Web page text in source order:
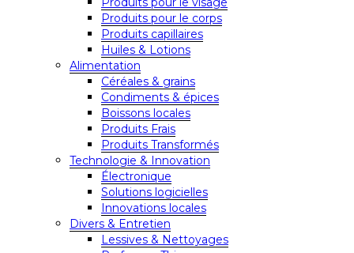
Produits pour le corps
Produits capillaires
Huiles & Lotions
Alimentation
Céréales & grains
Condiments & épices
Boissons locales
Produits Frais
Produits Transformés
Technologie & Innovation
Électronique
Solutions logicielles
Innovations locales
Divers & Entretien
Lessives & Nettoyages